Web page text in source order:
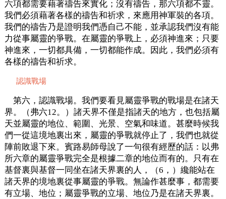
六項都需要藉著禱告來實化；沒有禱告，那六項都不靈。
我們必須藉著各樣的禱告和祈求，來應用神軍裝的各項。
我們的禱告乃是證明我們憑自己不能，並承認我們沒有能
力從事屬靈的爭戰。在屬靈的爭戰上，必須神進來；只要
神進來，一切都具備，一切都能作成。因此，我們必須有
各樣的禱告和祈求。
認識戰場
第六，認識戰場。我們要看見屬靈爭戰的戰場是在諸天
界。（弗六12。）諸天界不僅是指諸天的地方，也包括屬
天並屬靈的地位、範圍、光景、空氣和味道。甚麼時候我
們一從這境地裏出來，屬靈的爭戰就停止了，我們也就從
陣前敗退下來。賓路易師母說了一句很有經歷的話：以弗
所六章的屬靈爭戰完全是根據二章的地位而有的。只有在
基督裏與基督一同坐在諸天界裏的人，（6，）纔能站在
諸天界的境地裏從事屬靈的爭戰。無論作甚麼事，都需要
有立場、地位；屬靈爭戰的立場、地位乃是在諸天界裏。